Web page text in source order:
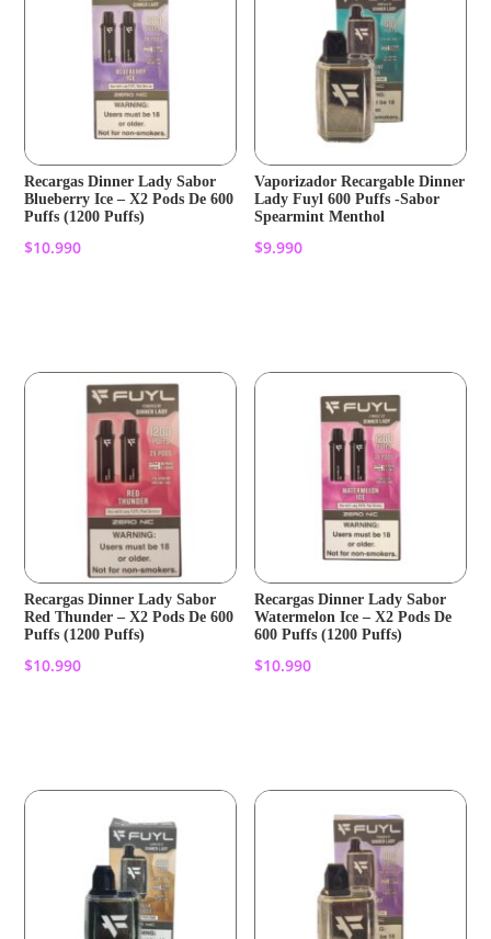
Recargas Dinner Lady Sabor
Blueberry Ice – X2 Pods De 600
Puffs (1200 Puffs)
$10.990
Vaporizador Recargable Dinner
Lady Fuyl 600 Puffs -Sabor
Spearmint Menthol
$9.990
Recargas Dinner Lady Sabor
Red Thunder – X2 Pods De 600
Puffs (1200 Puffs)
$10.990
Recargas Dinner Lady Sabor
Watermelon Ice – X2 Pods De
600 Puffs (1200 Puffs)
$10.990